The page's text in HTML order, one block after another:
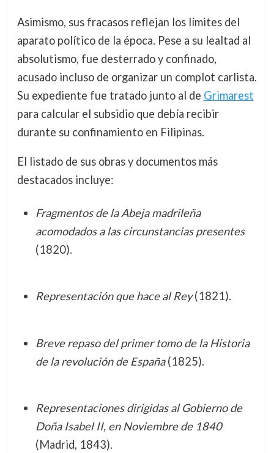
Asimismo, sus fracasos reflejan los límites del
aparato político de la época. Pese a su lealtad al
absolutismo, fue desterrado y confinado,
acusado incluso de organizar un complot carlista.
Su expediente fue tratado junto al de Grimarest
para calcular el subsidio que debía recibir
durante su confinamiento en Filipinas.
El listado de sus obras y documentos más
destacados incluye:
Fragmentos de la Abeja madrileña
acomodados a las circunstancias presentes
(1820).
Representación que hace al Rey(1821).
Breve repaso del primer tomo de la Historia
de la revolución de España(1825).
Representaciones dirigidas al Gobierno de
Doña Isabel II, en Noviembre de 1840
(Madrid, 1843).